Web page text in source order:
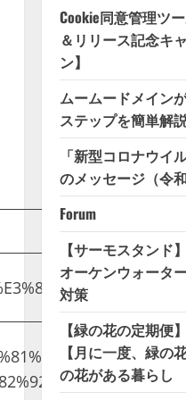
Cookie同意管理ツ
＆リリース記念キ
ン】
ムームードメイン
ステップを簡単解
「新型コロナウイ
のメッセージ（令
Forum
【サーモスタンド
オーケンウォータ
対策
【緑の花の定期便
【月に一度、緑の
の花がある暮らし